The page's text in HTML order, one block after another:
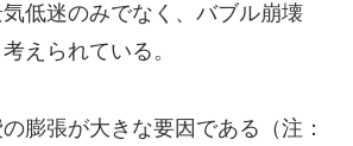
低迷のみでなく、バブル崩壊
えられている。
膨張が大きな要因である（注：